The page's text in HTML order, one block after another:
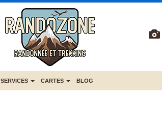
SERVICES CARTES BLOG